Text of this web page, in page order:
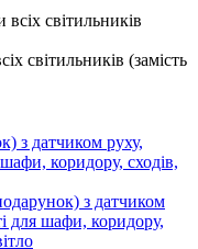
світильників (замість